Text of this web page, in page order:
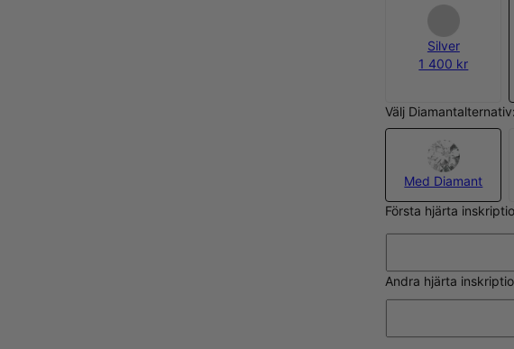
Silver
1 400 kr
Välj Diamantalternativ:
Med Diamant
Första hjärta
Andra hjärta